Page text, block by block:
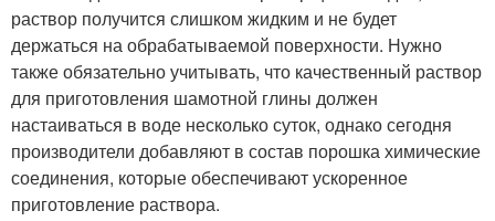
раствор получится слишком жидким и не будет
держаться на обрабатываемой поверхности. Нужно
также обязательно учитывать, что качественный раствор
для приготовления шамотной глины должен
настаиваться в воде несколько суток, однако сегодня
производители добавляют в состав порошка химические
соединения, которые обеспечивают ускоренное
приготовление раствора.